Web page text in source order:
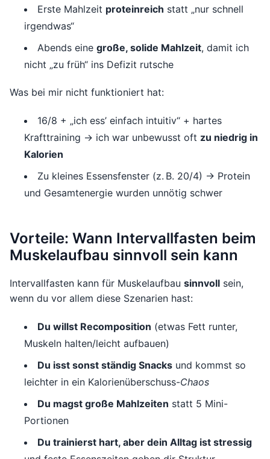
Erste Mahlzeit proteinreich statt „nur schnell
irgendwas“
Abends eine große, solide Mahlzeit, damit ich
nicht „zu früh“ ins Defizit rutsche
Was bei mir nicht funktioniert hat:
16/8 + „ich ess’ einfach intuitiv“ + hartes
Krafttraining → ich war unbewusst oft zu niedrig in
Kalorien
Zu kleines Essensfenster (z. B. 20/4) → Protein
und Gesamtenergie wurden unnötig schwer
Vorteile: Wann Intervallfasten beim
Muskelaufbau sinnvoll sein kann
Intervallfasten kann für Muskelaufbau sinnvoll sein,
wenn du vor allem diese Szenarien hast:
Du willst Recomposition (etwas Fett runter,
Muskeln halten/leicht aufbauen)
Du isst sonst ständig Snacks und kommst so
leichter in ein Kalorienüberschuss-Chaos
Du magst große Mahlzeiten statt 5 Mini-
Portionen
Du trainierst hart, aber dein Alltag ist stressig